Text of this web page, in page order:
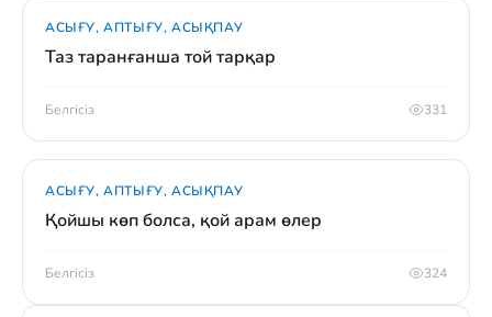
АСЫҒУ, АПТЫҒУ, АСЫҚПАУ
Таз таранғанша той тарқар
Белгісіз 331
АСЫҒУ, АПТЫҒУ, АСЫҚПАУ
Қойшы көп болса, қой арам өлер
Белгісіз 324